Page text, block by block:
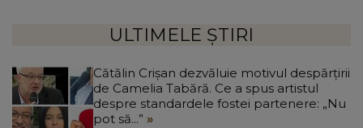
ULTIMELE ȘTIRI
Cătălin Crișan dezvăluie motivul despărțirii
de Camelia Tabără. Ce a spus artistul
despre standardele fostei partenere: „Nu
pot să...”